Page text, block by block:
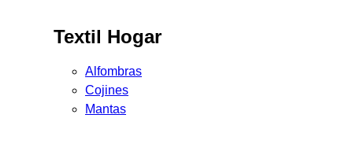
Textil Hogar
Alfombras
Cojines
Mantas